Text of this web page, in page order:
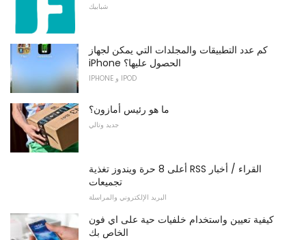
شبابيك
كم عدد التطبيقات والمجلدات التي يمكن لجهاز
iPhone الحصول عليها؟
IPHONE و IPOD
ما هو رئيس أمازون؟
جديد وتالي
أعلى 8 حرة ويندوز تغذية RSS القراء / أخبار
تجميعات
البريد الإلكتروني والمراسلة
كيفية تعيين واستخدام خلفيات حية على اي فون
الخاص بك